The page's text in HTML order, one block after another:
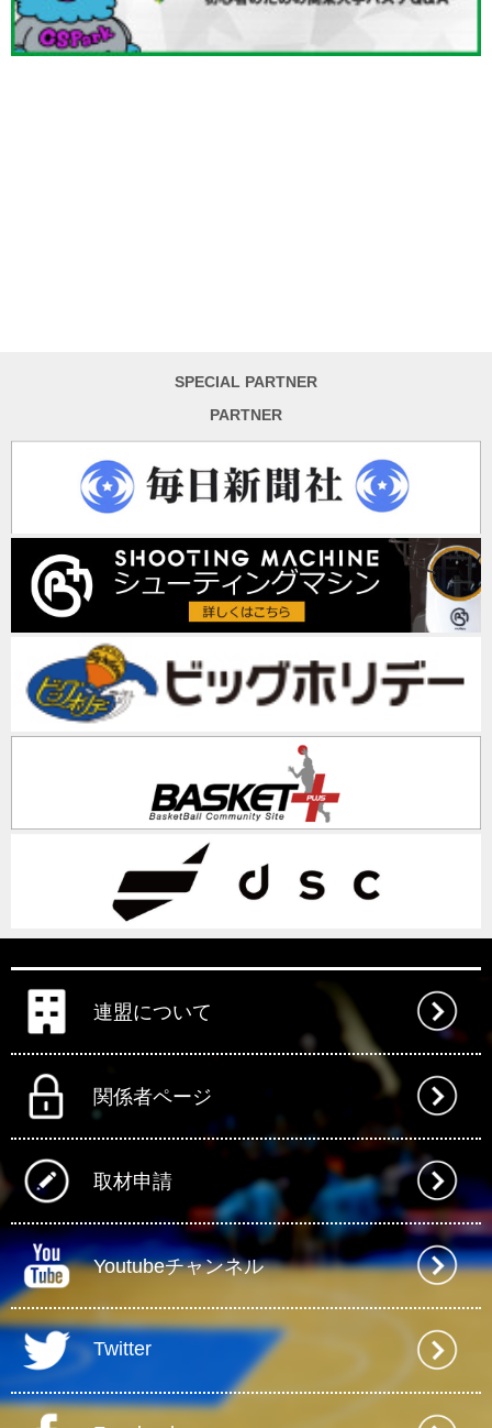
SPECIAL PARTNER
PARTNER
連盟について
関係者ページ
取材申請
Youtubeチャンネル
Twitter